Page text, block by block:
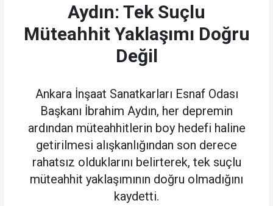
Aydın: Tek Suçlu
Müteahhit Yaklaşımı Doğru
Değil
Ankara İnşaat Sanatkarları Esnaf Odası
Başkanı İbrahim Aydın, her depremin
ardından müteahhitlerin boy hedefi haline
getirilmesi alışkanlığından son derece
rahatsız olduklarını belirterek, tek suçlu
müteahhit yaklaşımının doğru olmadığını
kaydetti.